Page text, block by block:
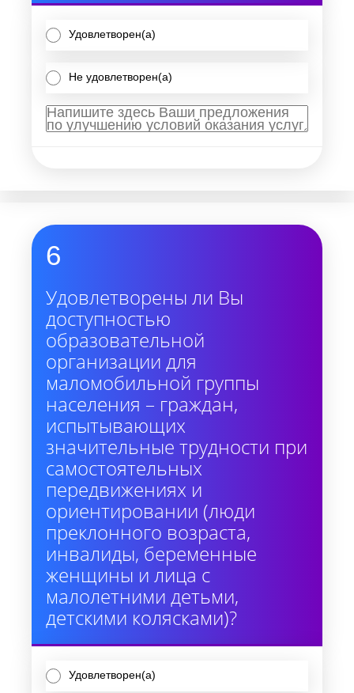
Удовлетворен(а)
Не удовлетворен(а)
6
Удовлетворены ли Вы
доступностью
образовательной
организации для
маломобильной группы
населения – граждан,
испытывающих
значительные трудности при
самостоятельных
передвижениях и
ориентировании (люди
преклонного возраста,
инвалиды, беременные
женщины и лица с
малолетними детьми,
детскими колясками)?
Удовлетворен(а)